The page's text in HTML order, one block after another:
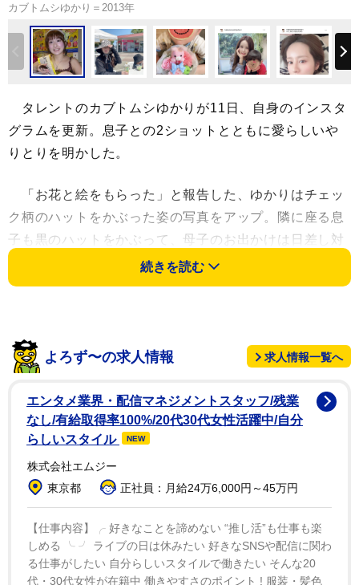
カブトムシゆかり＝2013年
タレントのカブトムシゆかりが11日、自身のインスタ
グラムを更新。息子との2ショットとともに愛らしいや
りとりを明かした。
「お花と絵をもらった」と報告した、ゆかりはチェッ
ク柄のハットをかぶった姿の写真をアップ。隣に座る息
子も黒のハットをかぶって、母子のお出かけは日差し対
いぐるみ花束を手にする息子の様子を2枚目で公開。添
えたのも「#母の日 #等価交換」と、なんともほっこりす
るハッシュタグだった。
2020年に結婚したが、ゆかりは25年10月にX(旧ツイ
ッター)で「今まで人妻を装っていてすみませんでした。
離婚していました これからも変わらず陽気な母として
2人のやりとりに、ファンも「買ってあげないと！」
「なかなかのあざとさ」「かわいい♡ iPad…高い」「等
続きを読む
よろず〜の求人情報 求人情報一覧へ
エンタメ業界・配信マネジメントスタッフ/残業
なし/有給取得率100%/20代30代女性活躍中/自分
らしいスタイル
NEW
株式会社エムジー
東京都
正社員：月給24万6,000円～45万円
【仕事内容】╭ 好きなことを諦めない “推し活”も仕事も楽
しめる ╰ ╯ ライブの日は休みたい 好きなSNSや配信に関わ
る仕事がしたい 自分らしいスタイルで働きたい そんな20
代・30代女性が在籍中 働きやすさのポイント ! 服装・髪色